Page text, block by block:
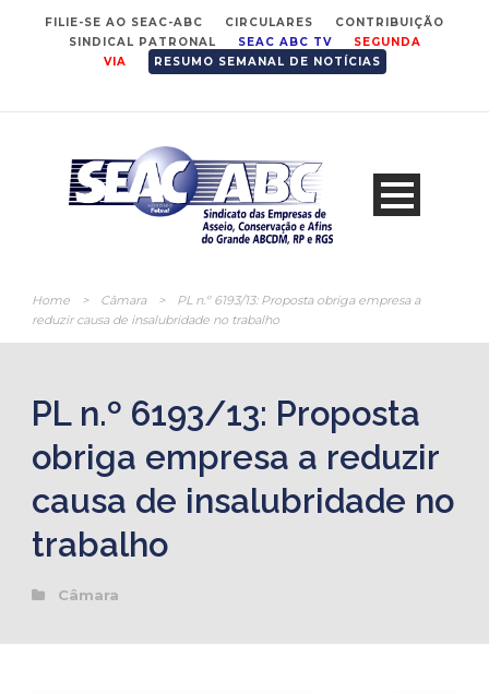
FILIE-SE AO SEAC-ABC CIRCULARES
CONTRIBUIÇÃO
SINDICAL PATRONAL
SEAC ABC TV
SEGUNDA
VIA
RESUMO SEMANAL DE NOTÍCIAS
Home > Câmara >
PL n.º 6193/13: Proposta obriga empresa a
reduzir causa de insalubridade no trabalho
PL n.º 6193/13: Proposta
obriga empresa a reduzir
causa de insalubridade no
trabalho
Câmara